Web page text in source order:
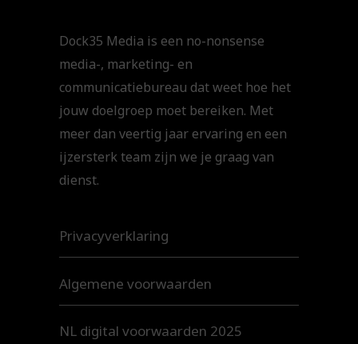
Dock35 Media is een no-nonsense
media-, marketing- en
communicatiebureau dat weet hoe het
jouw doelgroep moet bereiken. Met
meer dan veertig jaar ervaring en een
ijzersterk team zijn we je graag van
dienst.
Privacyverklaring
Algemene voorwaarden
NL digital voorwaarden 2025